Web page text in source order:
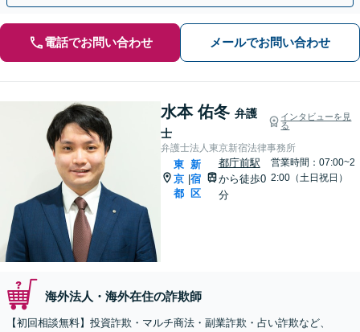
電話でお問い合わせ メールでお問い合わせ
水本 佑冬 弁護
士
インタビューを見
る
弁護士法人東京新宿法律事務所
東
京
都
|
新
宿
区
都庁前駅
から徒歩0
分
営業時間：07:00~2
2:00（土日祝日）
海外法人・海外在住の詐欺師
【初回相談無料】投資詐欺・マルチ商法・副業詐欺・占い詐欺など、